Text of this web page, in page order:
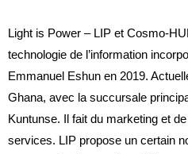
Light is Power – LIP et Cosmo-
technologie de l’information
Emmanuel Eshun en 2019.
Ghana, avec la succursale
Kuntunse. Il fait du marketing et
services. LIP propose un certain